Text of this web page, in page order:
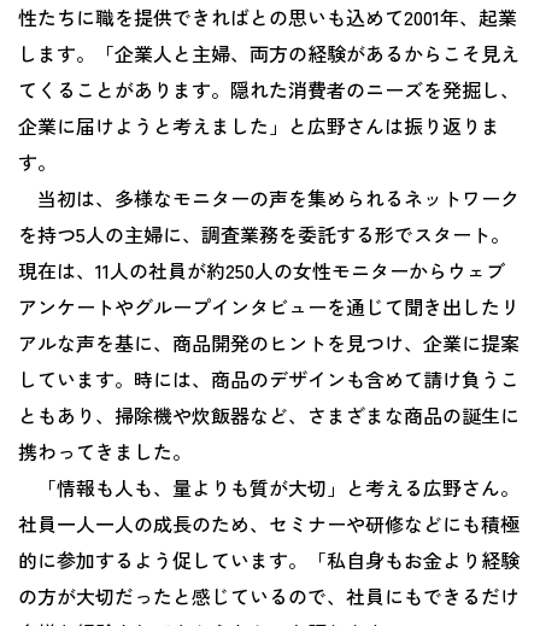
性たちに職を提供できればとの思いも込めて2001年、起業
します。「企業人と主婦、両方の経験があるからこそ見え
てくることがあります。隠れた消費者のニーズを発掘し、
企業に届けようと考えました」と広野さんは振り返りま
す。
当初は、多様なモニターの声を集められるネットワーク
を持つ5人の主婦に、調査業務を委託する形でスタート。
現在は、11人の社員が約250人の女性モニターからウェブ
アンケートやグループインタビューを通じて聞き出したリ
アルな声を基に、商品開発のヒントを見つけ、企業に提案
しています。時には、商品のデザインも含めて請け負うこ
ともあり、掃除機や炊飯器など、さまざまな商品の誕生に
携わってきました。
「情報も人も、量よりも質が大切」と考える広野さん。
社員一人一人の成長のため、セミナーや研修などにも積極
的に参加するよう促しています。「私自身もお金より経験
の方が大切だったと感じているので、社員にもできるだけ